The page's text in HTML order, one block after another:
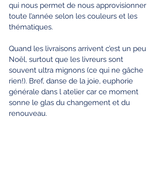
qui nous permet de nous approvisionner
toute l’année selon les couleurs et les
thématiques.
Quand les livraisons arrivent c’est un peu
Noël, surtout que les livreurs sont
souvent ultra mignons (ce qui ne gâche
rien!). Bref, danse de la joie, euphorie
générale dans l atelier car ce moment
sonne le glas du changement et du
renouveau.